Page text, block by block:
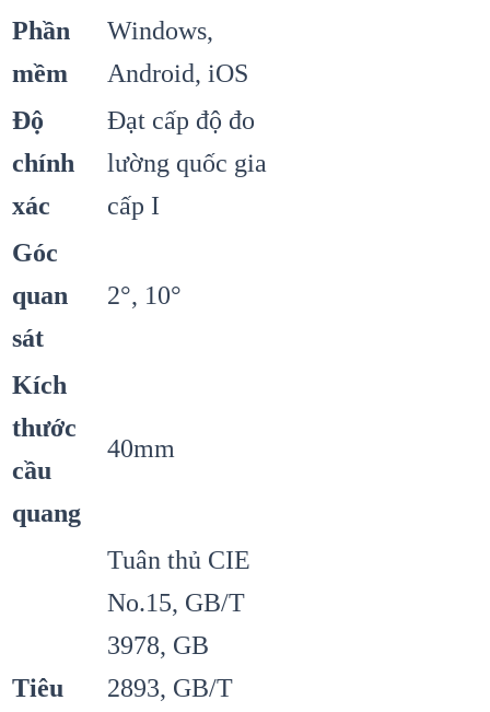
Phần
mềm
Windows,
Android, iOS
Độ
chính
xác
Đạt cấp độ đo
lường quốc gia
cấp I
Góc
quan
sát
2°, 10°
Kích
thước
cầu
quang
40mm
Tiêu
Tuân thủ CIE
No.15, GB/T
3978, GB
2893, GB/T